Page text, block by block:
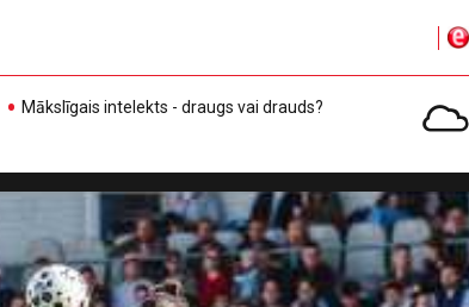
Mākslīgais intelekts - draugs vai drauds?